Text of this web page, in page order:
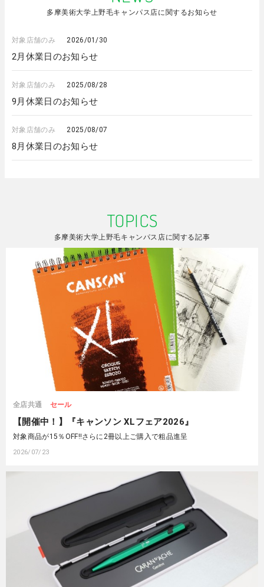
多摩美術大学上野毛キャンパス店に関するお知らせ
対象店舗のみ 2026/01/30
2月休業日のお知らせ
対象店舗のみ 2025/08/28
9月休業日のお知らせ
対象店舗のみ 2025/08/07
8月休業日のお知らせ
TOPICS
多摩美術大学上野毛キャンパス店に関する記事
全店共通 セール
【開催中！】『キャンソン XLフェア2026』
対象商品が15％OFF‼さらに2冊以上ご購入で粗品進呈
2026/07/23